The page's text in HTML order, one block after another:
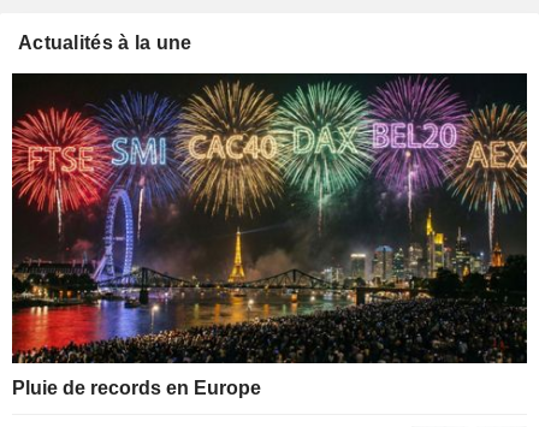
Actualités à la une
Pluie de records en Europe